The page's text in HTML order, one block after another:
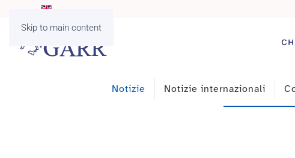
Skip to main content
Notizie Notizie internazionali